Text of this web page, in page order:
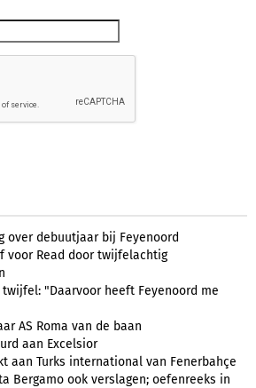
over debuutjaar bij Feyenoord
voor Read door twijfelachtig
"Daarvoor heeft Feyenoord me
AS Roma van de baan
aan Excelsior
aan Turks international van Fenerbahçe
Bergamo ook verslagen; oefenreeks in